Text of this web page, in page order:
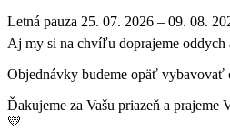
Letná pauza 25. 07. 2026 – 09. 08.
Aj my si na chvíľu doprajeme oddych
Objednávky budeme opäť vybavovať
Ďakujeme za Vašu priazeň a prajeme
💛